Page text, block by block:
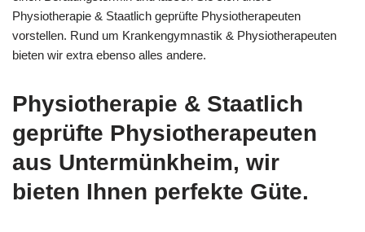
Physiotherapie & Staatlich geprüfte Physiotherapeuten
vorstellen. Rund um Krankengymnastik & Physiotherapeuten
bieten wir extra ebenso alles andere.
Physiotherapie & Staatlich
geprüfte Physiotherapeuten
aus Untermünkheim, wir
bieten Ihnen perfekte Güte.